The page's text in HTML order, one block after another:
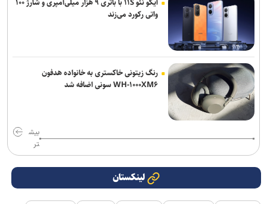
آیکو نئو ۱۱S با باتری ۹ هزار میلی‌آمپری و شارژ ۱۰۰
واتی رکورد می‌زند
رنگ زیتونی خاکستری به خانواده هدفون
WH-۱۰۰۰XM۶ سونی اضافه شد
بیش
تر
لینکستان